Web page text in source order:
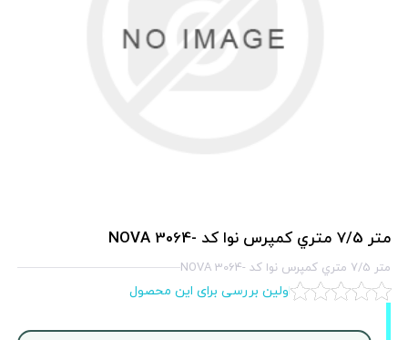
متر 7/5 متري كمپرس نوا كد -3064 NOVA
متر 7/5 متري كمپرس نوا كد -3064 NOVA
اولین بررسی برای این محصول